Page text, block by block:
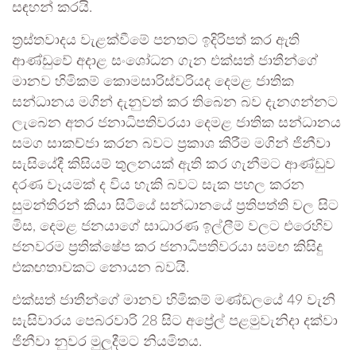
සඳහන් කරයි.
ත්‍රස්තවාදය වැළක්වීමේ පනතට ඉදිරිපත් කර ඇති
ආණ්ඩුවේ අදාළ සංශෝධන ගැන එක්සත් ජාතීන්ගේ
මානව හිමිකම් කොමසාරිස්වරියද දෙමළ ජාතික
සන්ධානය මගින් දැනුවත් කර තිබෙන බව දැනගන්නට
ලැබෙන අතර ජනාධිපතිවරයා දෙමළ ජාතික සන්ධානය
සමග සාකච්ජා කරන බවට ප්‍රකාශ කිරීම මගින් ජිනීවා
සැසියේදී කිසියම් තුලනයක් ඇති කර ගැනීමට ආණ්ඩුව
දරණ වෑයමක් ද විය හැකි බවට සැක පහල කරන
සුමන්තිරන් කියා සිටියේ සන්ධානයේ ප්‍රතිපත්ති වල සිට
මිස, දෙමළ ජනයාගේ සාධාරණ ඉල්ලීම් වලට එරෙහිව
ජනවරම ප්‍රතික්ෂේප කර ජනාධිපතිවරයා සමඟ කිසිදු
එකඟතාවකට නොයන බවයි.
එක්සත් ජාතීන්ගේ මානව හිමිකම් මණ්ඩලයේ 49 වැනි
සැසිවාරය පෙබරවාරි 28 සිට අප්‍රේල් පළමුවැනිදා දක්වා
ජිනීවා නුවර මුලුදීමට නියමිතය.